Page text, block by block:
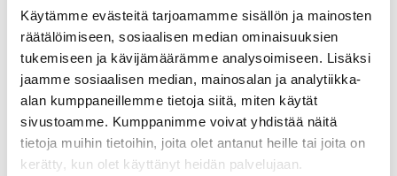
Käytämme evästeitä tarjoamamme sisällön ja mainosten
räätälöimiseen, sosiaalisen median ominaisuuksien
tukemiseen ja kävijämäärämme analysoimiseen. Lisäksi
jaamme sosiaalisen median, mainosalan ja analytiikka-
alan kumppaneillemme tietoja siitä, miten käytät
sivustoamme. Kumppanimme voivat yhdistää näitä
tietoja muihin tietoihin, joita olet antanut heille tai joita on
kerätty, kun olet käyttänyt heidän palvelujaan.
Pohjanmaalla piretähän pitoja
Pohjanmaalla pidot olivat aikoinaan arvostettu
sukujuhla ja kylän tärkeä yhteinen tilaisuus. Häät ja
hautajaiset olivat pidoista suurimmat ja ne kestivät
yleensä kaksi päivää. Pitokokki vastasi